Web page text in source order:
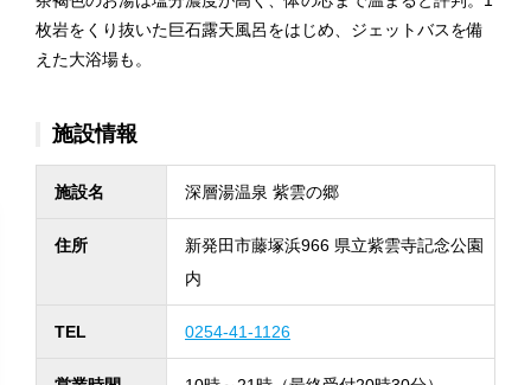
枚岩をくり抜いた巨石露天風呂をはじめ、ジェットバスを備
えた大浴場も。
施設情報
施設名 深層湯温泉 紫雲の郷
住所
新発田市藤塚浜966 県立紫雲寺記念公園
内
TEL 0254-41-1126